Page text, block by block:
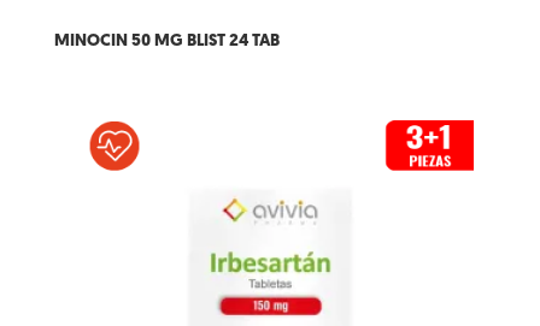
MINOCIN 50 MG BLIST 24 TAB